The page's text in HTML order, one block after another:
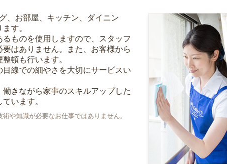
、お部屋、キッチン、ダイニン
す。
ものを使用しますので、スタッフ
はありません。また、お客様から
頓も行います。
線での細やさを大切にサービスい
きながら家事のスキルアップした
います。
や知識が必要なお仕事ではありません。